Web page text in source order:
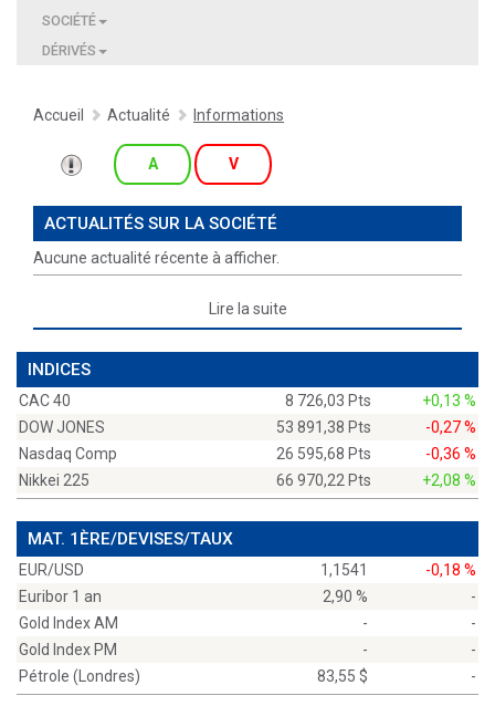
SOCIÉTÉ
DÉRIVÉS
Accueil Actualité Informations
A V
ACTUALITÉS SUR LA SOCIÉTÉ
Aucune actualité récente à afficher.
Lire la suite
INDICES
CAC 40 8 726,03 Pts
+0,13 %
DOW JONES
53 891,38 Pts
-0,27 %
Nasdaq Comp
26 595,68 Pts
-0,36 %
Nikkei 225
66 970,22 Pts +2,08 %
MAT. 1ÈRE/DEVISES/TAUX
EUR/USD 1,1541
-0,18 %
Euribor 1 an
2,90 %
-
Gold Index AM
-
-
Gold Index PM
-
-
Pétrole (Londres)
83,55 $ -